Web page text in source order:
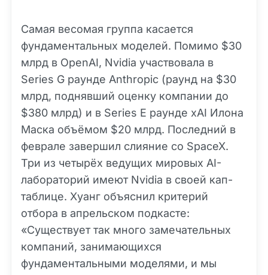
Самая весомая группа касается
фундаментальных моделей. Помимо $30
млрд в OpenAI, Nvidia участвовала в
Series G раунде Anthropic (раунд на $30
млрд, поднявший оценку компании до
$380 млрд) и в Series E раунде xAI Илона
Маска объёмом $20 млрд. Последний в
феврале завершил слияние со SpaceX.
Три из четырёх ведущих мировых AI-
лабораторий имеют Nvidia в своей кап-
таблице. Хуанг объяснил критерий
отбора в апрельском подкасте:
«Существует так много замечательных
компаний, занимающихся
фундаментальными моделями, и мы